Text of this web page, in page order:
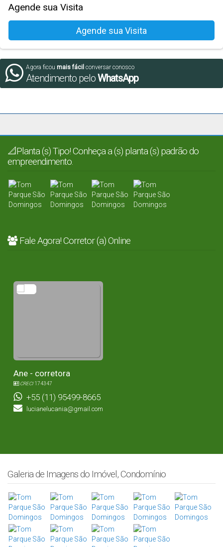
Agende sua Visita
Agora ficou mais fácil conversar conosco
Atendimento peloWhatsApp
📐Planta (s) Tipo! Conheça a (s) planta (s) padrão do
empreendimento.
Fale Agora! Corretor (a) Online
Ane - corretora
CRECI174347
+55 (11) 95499-8665
lucianelucania@gmail.com
Galeria de Imagens do Imóvel, Condomínio